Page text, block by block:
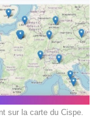
sur la carte du Cispe.